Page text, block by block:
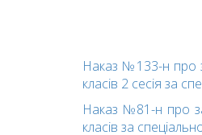
Наказ №133-н про
класів 2 сесія зa
Наказ №81-н про
класів зa